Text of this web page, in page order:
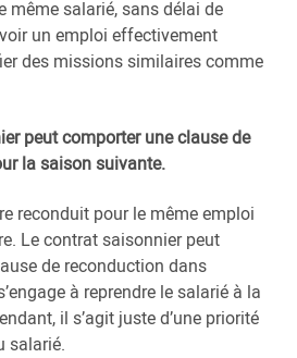
même salarié, sans délai de
un emploi effectivement
des missions similaires comme
peut comporter une clause de
la saison suivante.
reconduit pour le même emploi
Le contrat saisonnier peut
de reconduction dans
à reprendre le salarié à la
il s’agit juste d’une priorité
salarié.